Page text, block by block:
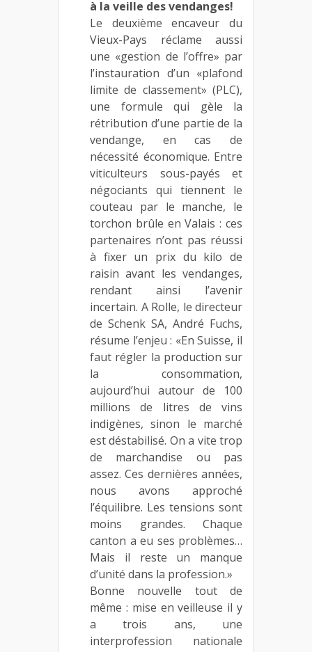
à la veille des vendanges!
Le deuxième encaveur du
Vieux-Pays réclame aussi
une «gestion de l’offre» par
l’instauration d’un «plafond
limite de classement» (PLC),
une formule qui gèle la
rétribution d’une partie de la
vendange, en cas de
nécessité économique. Entre
viticulteurs sous-payés et
négociants qui tiennent le
couteau par le manche, le
torchon brûle en Valais : ces
partenaires n’ont pas réussi
à fixer un prix du kilo de
raisin avant les vendanges,
rendant ainsi l’avenir
incertain. A Rolle, le directeur
de Schenk SA, André Fuchs,
résume l’enjeu : «En Suisse, il
faut régler la production sur
la consommation,
aujourd’hui autour de 100
millions de litres de vins
indigènes, sinon le marché
est déstabilisé. On a vite trop
de marchandise ou pas
assez. Ces dernières années,
nous avons approché
l’équilibre. Les tensions sont
moins grandes. Chaque
canton a eu ses problèmes…
Mais il reste un manque
d’unité dans la profession.»
Bonne nouvelle tout de
même : mise en veilleuse il y
a trois ans, une
interprofession nationale